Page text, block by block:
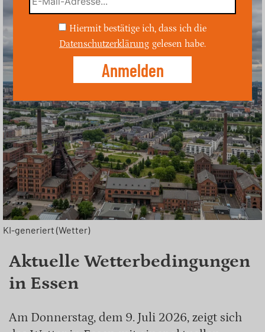
KI-generiert (Wetter)
Aktuelle Wetterbedingungen
in Essen
Am Donnerstag, dem 9. Juli 2026, zeigt sich
Hiermit bestätige ich, dass ich die
Datenschutzerklärung gelesen habe.